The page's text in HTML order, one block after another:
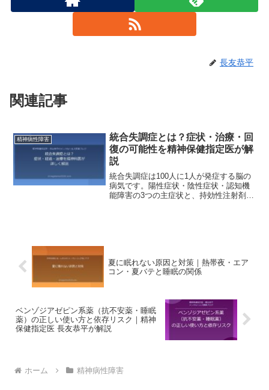
長友恭平
関連記事
精神病性障害
統合失調症とは？症状・治療・回
復の可能性を精神保健指定医が解
説
統合失調症は100人に1人が発症する脳の
病気です。陽性症状・陰性症状・認知機
能障害の3つの主症状と、持効性注射剤
夏に眠れない原因と対策｜熱帯夜・エア
コン・夏バテと睡眠の関係
ベンゾジアゼピン系薬（抗不安薬・睡眠
薬）の正しい使い方と依存リスク｜精神
保健指定医 長友恭平が解説
ホーム 精神病性障害